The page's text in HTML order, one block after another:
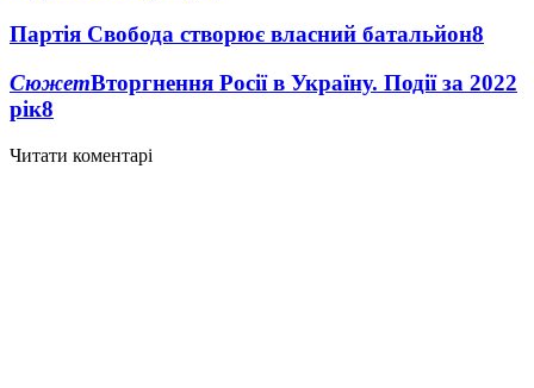
Партія Свобода створює власний батальйон8
СюжетВторгнення Росії в Україну. Події за 2022
рік8
Читати коментарі